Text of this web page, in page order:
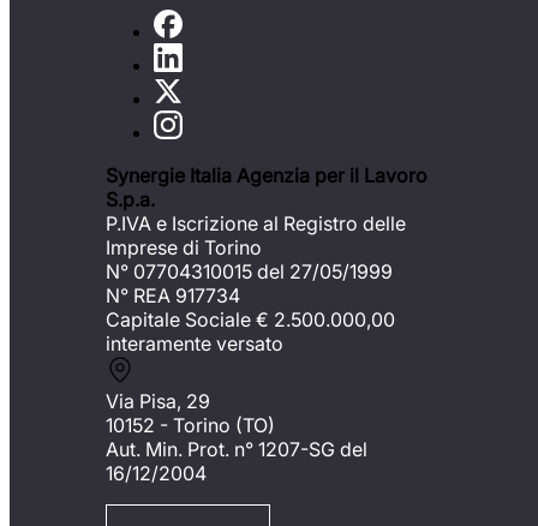
Synergie Italia Agenzia per il Lavoro
S.p.a.
P.IVA e Iscrizione al Registro delle
Imprese di Torino
N° 07704310015 del 27/05/1999
N° REA 917734
Capitale Sociale € 2.500.000,00
interamente versato
Via Pisa, 29
10152 - Torino (TO)
Aut. Min. Prot. n° 1207-SG del
16/12/2004